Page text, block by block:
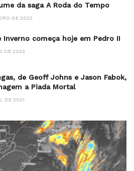
da saga A Roda do Tempo
DE 2023
Inverno começa hoje em Pedro II
DE 2023
de Geoff Johns e Jason Fabok,
a Piada Mortal
DE 2021